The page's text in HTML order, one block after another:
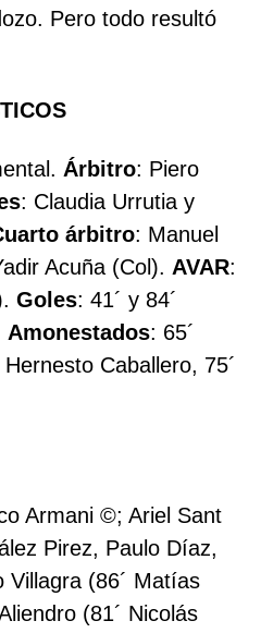
Pero todo resultó
Árbitro: Piero
: Claudia Urrutia y
árbitro: Manuel
Acuña (Col). AVAR:
Goles: 41´ y 84´
Amonestados: 65´
Caballero, 75´
Armani ©; Ariel Sant
Pirez, Paulo Díaz,
Villagra (86´ Matías
(81´ Nicolás